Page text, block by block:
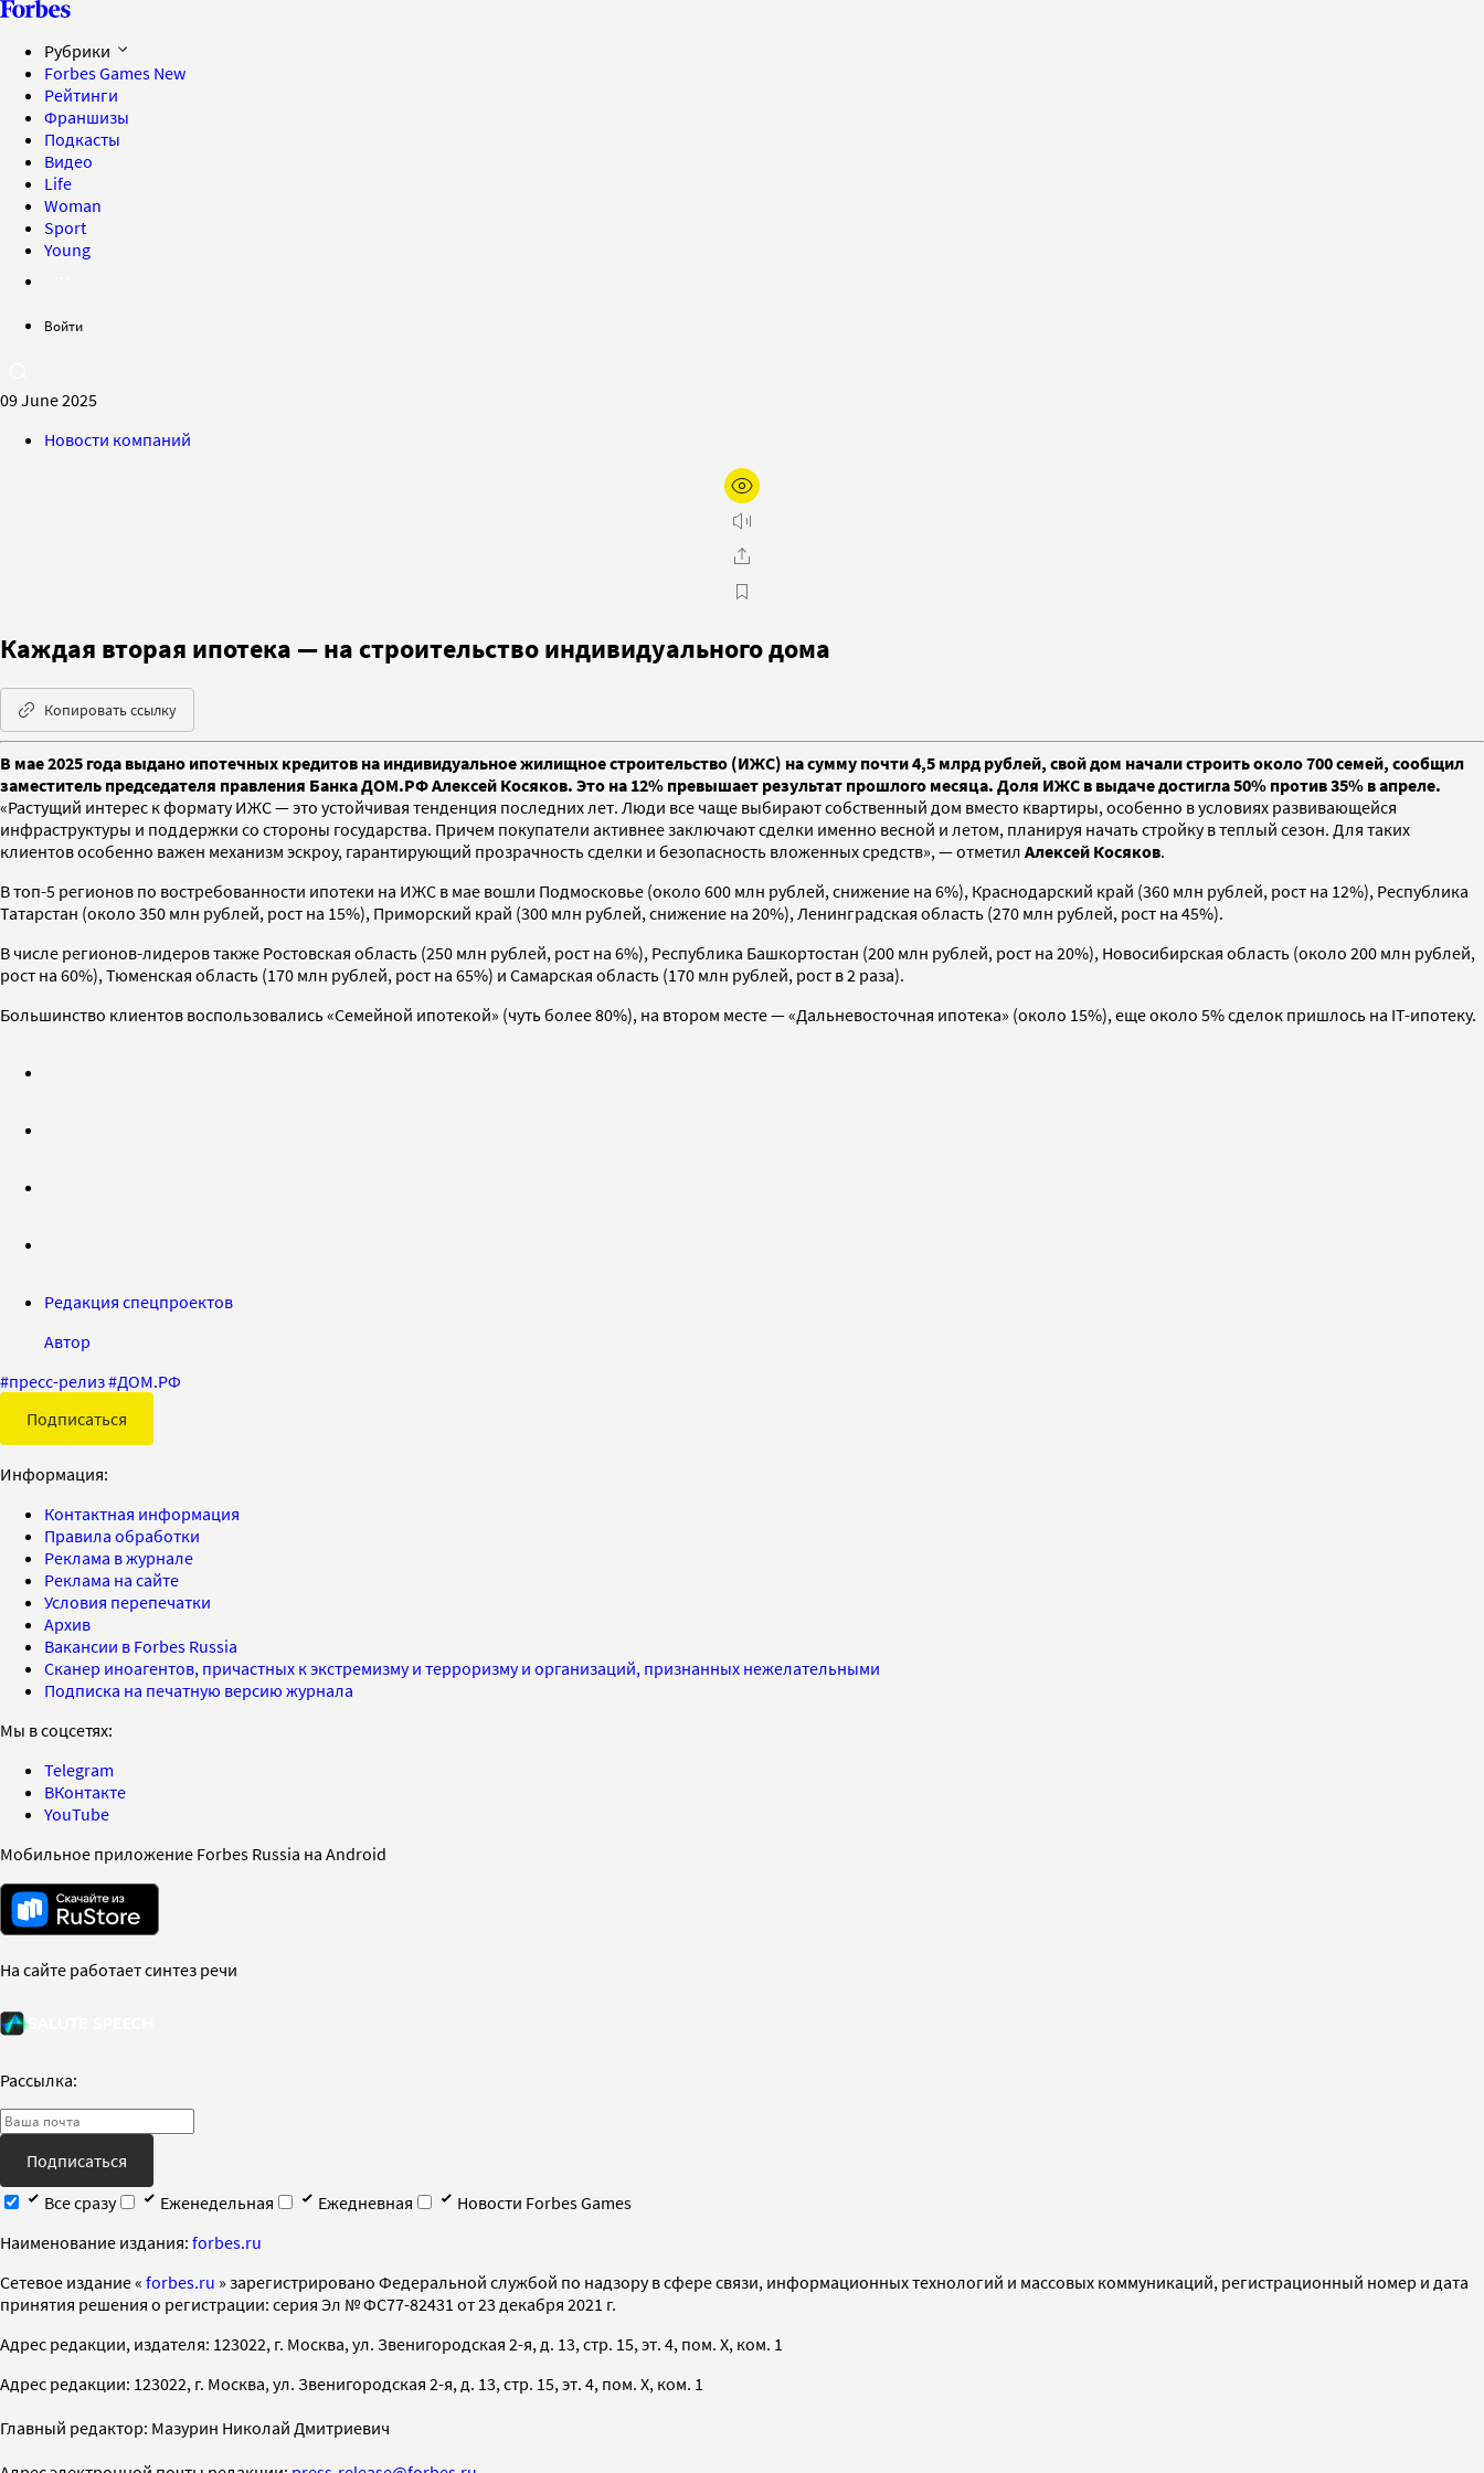
Рубрики
Forbes Games New
Рейтинги
Франшизы
Подкасты
Видео
Life
Woman
Sport
Young
Войти
09 June 2025
Новости компаний
Каждая вторая ипотека — на строительство индивидуального дома
Копировать ссылку
В мае 2025 года выдано ипотечных кредитов на индивидуальное жилищное строительство (ИЖС) на сумму почти 4,5 млрд рублей, свой дом начали строить около 700 семей, сообщил
заместитель председателя правления Банка ДОМ.РФ Алексей Косяков. Это на 12% превышает результат прошлого месяца. Доля ИЖС в выдаче достигла 50% против 35% в апреле.
«Растущий интерес к формату ИЖС — это устойчивая тенденция последних лет. Люди все чаще выбирают собственный дом вместо квартиры, особенно в условиях развивающейся
инфраструктуры и поддержки со стороны государства. Причем покупатели активнее заключают сделки именно весной и летом, планируя начать стройку в теплый сезон. Для таких
клиентов особенно важен механизм эскроу, гарантирующий прозрачность сделки и безопасность вложенных средств», — отметил Алексей Косяков.
В топ-5 регионов по востребованности ипотеки на ИЖС в мае вошли Подмосковье (около 600 млн рублей, снижение на 6%), Краснодарский край (360 млн рублей, рост на 12%), Республика
Татарстан (около 350 млн рублей, рост на 15%), Приморский край (300 млн рублей, снижение на 20%), Ленинградская область (270 млн рублей, рост на 45%).
В числе регионов-лидеров также Ростовская область (250 млн рублей, рост на 6%), Республика Башкортостан (200 млн рублей, рост на 20%), Новосибирская область (около 200 млн рублей,
рост на 60%), Тюменская область (170 млн рублей, рост на 65%) и Самарская область (170 млн рублей, рост в 2 раза).
Большинство клиентов воспользовались «Семейной ипотекой» (чуть более 80%), на втором месте — «Дальневосточная ипотека» (около 15%), еще около 5% сделок пришлось на IT-ипотеку.
Редакция спецпроектов
Автор
#пресс-релиз#ДОМ.РФ
Подписаться
Информация:
Контактная информация
Правила обработки
Реклама в журнале
Реклама на сайте
Условия перепечатки
Архив
Вакансии в Forbes Russia
Сканер иноагентов, причастных к экстремизму и терроризму и организаций, признанных нежелательными
Подписка на печатную версию журнала
Мы в соцсетях:
Telegram
ВКонтакте
YouTube
Мобильное приложение Forbes Russia на Android
На сайте работает синтез речи
Рассылка:
Подписаться
Все сразу
Еженедельная Ежедневная
Новости Forbes Games
Наименование издания: forbes.ru
Cетевое издание « forbes.ru » зарегистрировано Федеральной службой по надзору в сфере связи, информационных технологий и массовых коммуникаций, регистрационный номер и дата
принятия решения о регистрации: серия Эл № ФС77-82431 от 23 декабря 2021 г.
Адрес редакции, издателя: 123022, г. Москва, ул. Звенигородская 2-я, д. 13, стр. 15, эт. 4, пом. X, ком. 1
Адрес редакции: 123022, г. Москва, ул. Звенигородская 2-я, д. 13, стр. 15, эт. 4, пом. X, ком. 1
Главный редактор: Мазурин Николай Дмитриевич